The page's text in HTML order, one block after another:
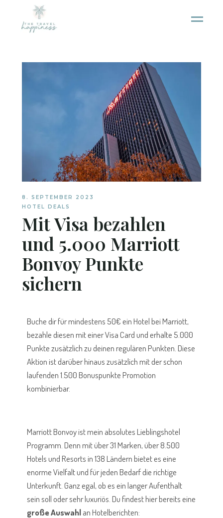
8. SEPTEMBER 2023
HOTEL DEALS
Mit Visa bezahlen
und 5.000 Marriott
Bonvoy Punkte
sichern
Buche dir für mindestens 50€ ein Hotel bei Marriott,
bezahle diesen mit einer Visa Card und erhalte 5.000
Punkte zusätzlich zu deinen regulären Punkten. Diese
Aktion ist darüber hinaus zusätzlich mit der schon
laufenden 1.500 Bonuspunkte Promotion
kombinierbar.
Marriott Bonvoy ist mein absolutes Lieblingshotel
Programm. Denn mit über 31 Marken, über 8.500
Hotels und Resorts in 138 Ländern bietet es eine
enorme Vielfalt und für jeden Bedarf die richtige
Unterkunft. Ganz egal, ob es ein langer Aufenthalt
sein soll oder sehr luxuriös. Du findest hier bereits eine
große Auswahlan Hotelberichten: